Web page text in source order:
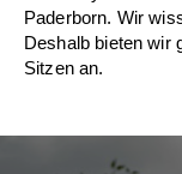
Paderborn. Wir
Deshalb bieten wir
Sitzen an.